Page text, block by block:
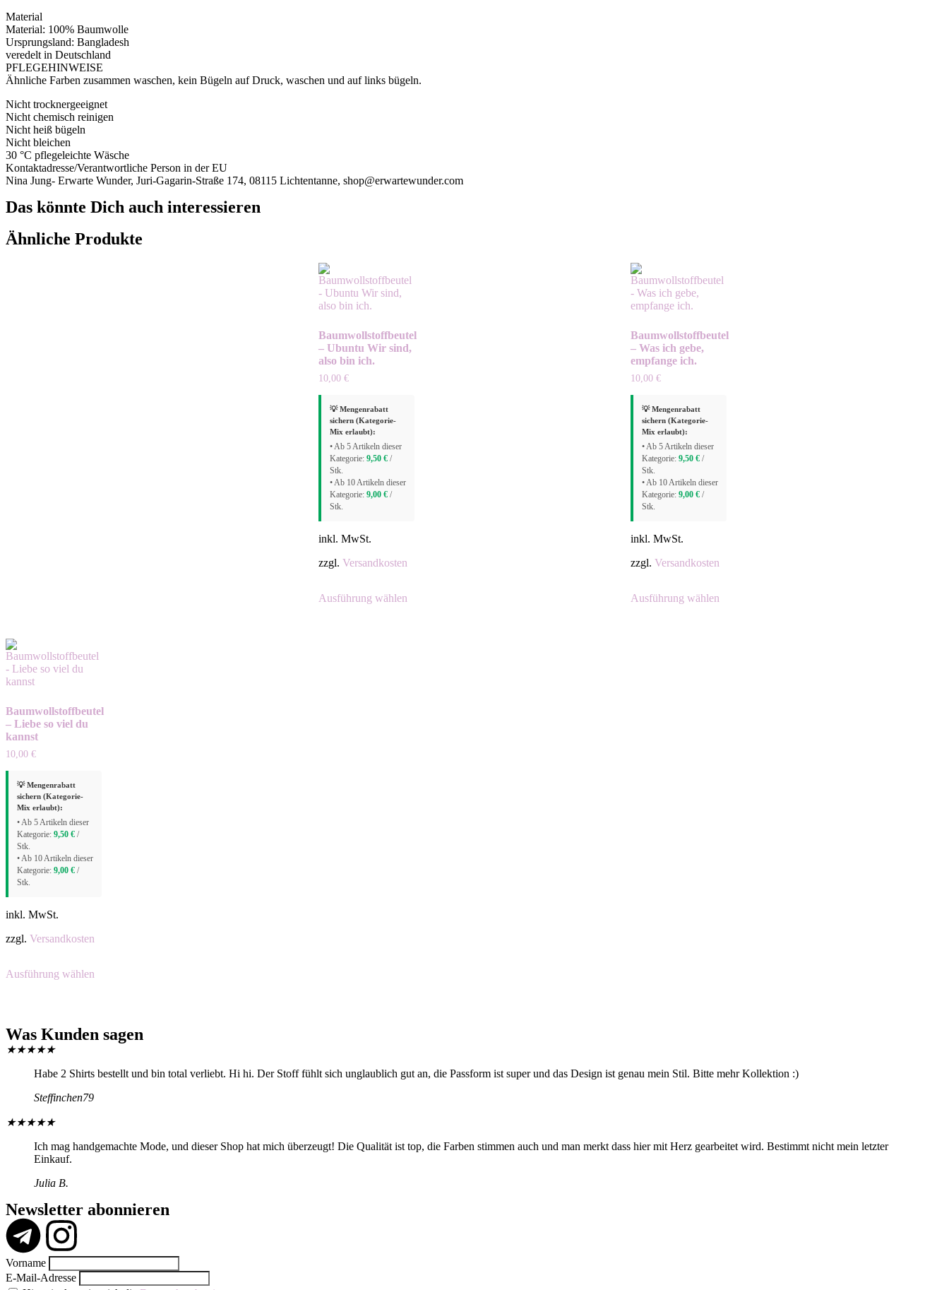
Material
Material: 100% Baumwolle
Ursprungsland: Bangladesh
veredelt in Deutschland
PFLEGEHINWEISE
Ähnliche Farben zusammen waschen, kein Bügeln auf Druck, waschen und auf links bügeln.
Nicht trocknergeeignet
Nicht chemisch reinigen
Nicht heiß bügeln
Nicht bleichen
30 °C pflegeleichte Wäsche
Kontaktadresse/Verantwortliche Person in der EU
Nina Jung- Erwarte Wunder, Juri-Gagarin-Straße 174, 08115 Lichtentanne, shop@erwartewunder.com
Das könnte Dich auch interessieren
Ähnliche Produkte
Baumwollstoffbeutel
– Ubuntu Wir sind,
also bin ich.
10,00 €
💡 Mengenrabatt
sichern (Kategorie-
Mix erlaubt):
• Ab 5 Artikeln dieser
Kategorie: 9,50 €/
Stk.
• Ab 10 Artikeln dieser
Kategorie: 9,00 €/
Stk.
inkl. MwSt.
zzgl. Versandkosten
Ausführung wählen
Baumwollstoffbeutel
– Was ich gebe,
empfange ich.
10,00€
💡 Mengenrabatt
sichern (Kategorie-
Mix erlaubt):
• Ab 5 Artikeln dieser
Kategorie:9,50€ /
Stk.
• Ab 10 Artikeln dieser
Kategorie:9,00€ /
Stk.
inkl. MwSt.
zzgl.Versandkosten
Ausführung wählen
Baumwollstoffbeutel
– Liebe so viel du
kannst
10,00 €
💡 Mengenrabatt
sichern (Kategorie-
Mix erlaubt):
• Ab 5 Artikeln dieser
Kategorie: 9,50 € /
Stk.
• Ab 10 Artikeln dieser
Kategorie: 9,00 € /
Stk.
inkl. MwSt.
zzgl. Versandkosten
Ausführung wählen
Was Kunden sagen
★★★★★
Habe 2 Shirts bestellt und bin total verliebt. Hi hi. Der Stoff fühlt sich unglaublich gut an, die Passform ist super und das Design ist genau mein Stil. Bitte mehr Kollektion :)
Steffinchen79
★★★★★
Ich mag handgemachte Mode, und dieser Shop hat mich überzeugt! Die Qualität ist top, die Farben stimmen auch und man merkt dass hier mit Herz gearbeitet wird. Bestimmt nicht mein letzter
Einkauf.
Julia B.
Newsletter abonnieren
Vorname
E-Mail-Adresse